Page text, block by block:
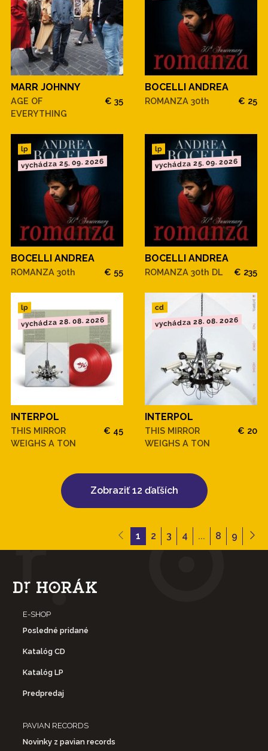
MARR JOHNNY
AGE OF
EVERYTHING
€ 35
BOCELLI ANDREA
ROMANZA 30th € 25
lp
vychádza 25. 09. 2026
BOCELLI ANDREA
ROMANZA 30th € 55
lp
vychádza 25. 09. 2026
BOCELLI ANDREA
ROMANZA 30th DL € 235
lp
vychádza 28. 08. 2026
INTERPOL
THIS MIRROR
WEIGHS A TON
€ 45
cd
vychádza 28. 08. 2026
INTERPOL
THIS MIRROR
WEIGHS A TON
€ 20
Zobraziť 12 ďaľších
1 2 3 4 ... 8 9
E-SHOP
Posledné pridané
Katalóg CD
Katalóg LP
Predpredaj
PAVIAN RECORDS
Novinky z pavian records